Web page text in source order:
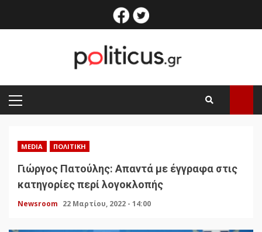
facebook
PRIMARY
MENU
MEDIA ΠΟΛΙΤΙΚΉ
Γιώργος Πατούλης: Απαντά με έγγραφα στις
κατηγορίες περί λογοκλοπής
Newsroom 22 Μαρτίου, 2022 - 14:00